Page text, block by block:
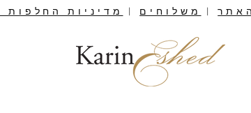
| משלוחים מדיניות החלפות